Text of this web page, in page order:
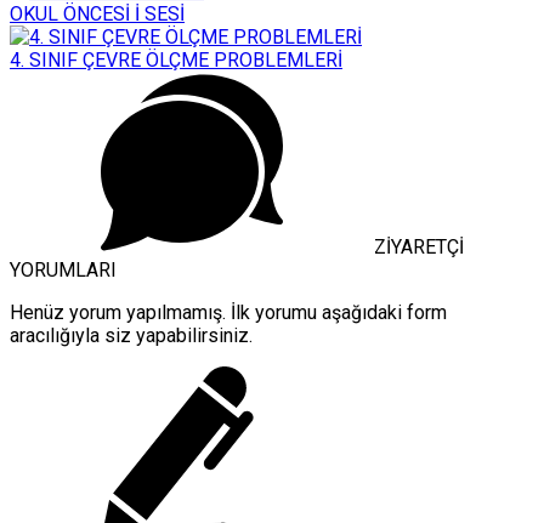
OKUL ÖNCESİ İ SESİ
4. SINIF ÇEVRE ÖLÇME PROBLEMLERİ
ZİYARETÇİ
YORUMLARI
Henüz yorum yapılmamış. İlk yorumu aşağıdaki form
aracılığıyla siz yapabilirsiniz.